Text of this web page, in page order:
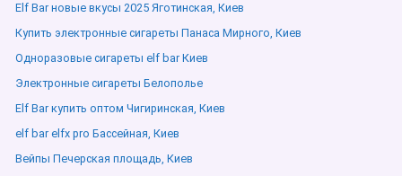
Elf Bar новые вкусы 2025 Яготинская, Киев
Купить электронные сигареты Панаса Мирного, Киев
Одноразовые сигареты elf bar Киев
Электронные сигареты Белополье
Elf Bar купить оптом Чигиринская, Киев
elf bar elfx pro Бассейная, Киев
Вейпы Печерская площадь, Киев